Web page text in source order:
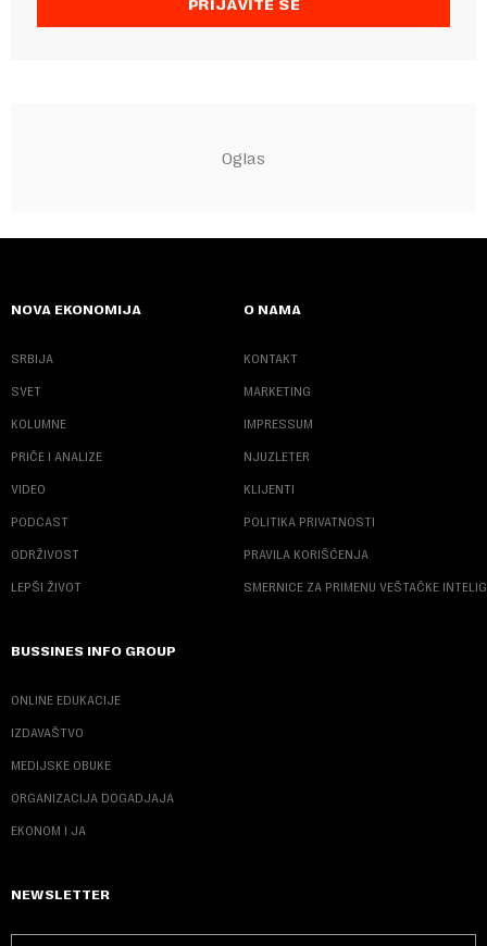
PRIJAVITE SE
NOVA EKONOMIJA
SRBIJA
SVET
KOLUMNE
PRIČE I ANALIZE
VIDEO
PODCAST
ODRŽIVOST
LEPŠI ŽIVOT
O NAMA
KONTAKT
MARKETING
IMPRESSUM
NJUZLETER
KLIJENTI
POLITIKA PRIVATNOSTI
PRAVILA KORIŠĆENJA
SMERNICE ZA PRIMENU VEŠTAČKE
BUSSINES INFO GROUP
ONLINE EDUKACIJE
IZDAVAŠTVO
MEDIJSKE OBUKE
ORGANIZACIJA DOGADJAJA
EKONOM I JA
NEWSLETTER